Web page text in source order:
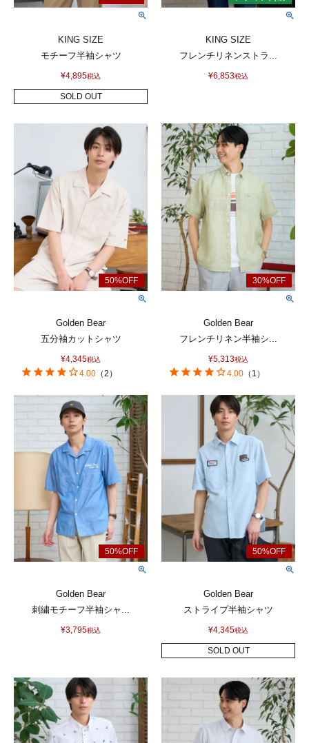
KING SIZE
モチーフ半袖シャツ
¥4,895税込
SOLD OUT
KING SIZE
フレンチリネンストラ...
¥6,853税込
Golden Bear
五分袖カットシャツ
¥4,345税込
4.00 （2 ）
Golden Bear
フレンチリネン半袖シ...
¥5,313税込
4.00 （ 1 ）
Golden Bear
刺繍モチーフ半袖シャ...
¥3,795税込
Golden Bear
ストライプ半袖シャツ
¥4,345税込
SOLD OUT